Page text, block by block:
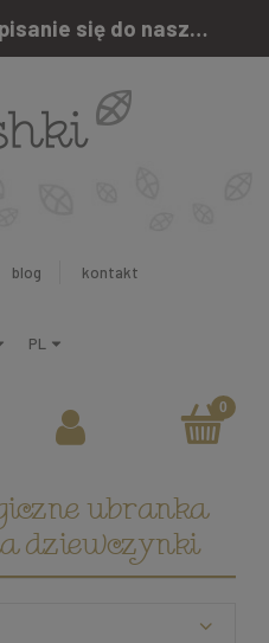
5% RABATU za zapisanie się do naszego newslettera
blog kontakt
ubranka
dziewczynki